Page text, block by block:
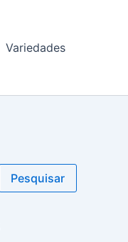
Variedades
Pesquisar